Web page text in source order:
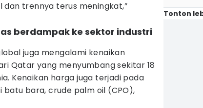
dan trennya terus meningkat,”
berdampak ke sektor industri
juga mengalami kenaikan
Qatar yang menyumbang sekitar 18
Kenaikan harga juga terjadi pada
bara, crude palm oil (CPO),
Tonton